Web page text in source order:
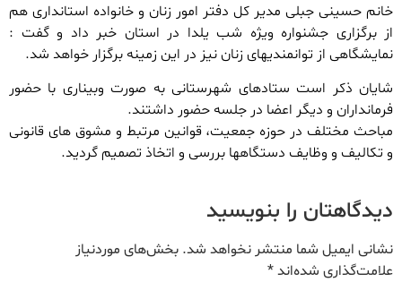
خانم حسینی جبلی مدیر کل دفتر امور زنان و خانواده استانداری هم
از برگزاری جشنواره ویژه شب یلدا در استان خبر داد و گفت :
نمایشگاهی از توانمندیهای زنان نیز در این زمینه برگزار خواهد شد.
شایان ذکر است ستادهای شهرستانی به صورت وبیناری با حضور
فرمانداران و دیگر اعضا در جلسه حضور داشتند.
مباحث مختلف در حوزه جمعیت، قوانین مرتبط و مشوق های قانونی
و تکالیف و وظایف دستگاهها بررسی و اتخاذ تصمیم گردید.
دیدگاهتان را بنویسید
نشانی ایمیل شما منتشر نخواهد شد. بخش‌های موردنیاز
علامت‌گذاری شده‌اند*